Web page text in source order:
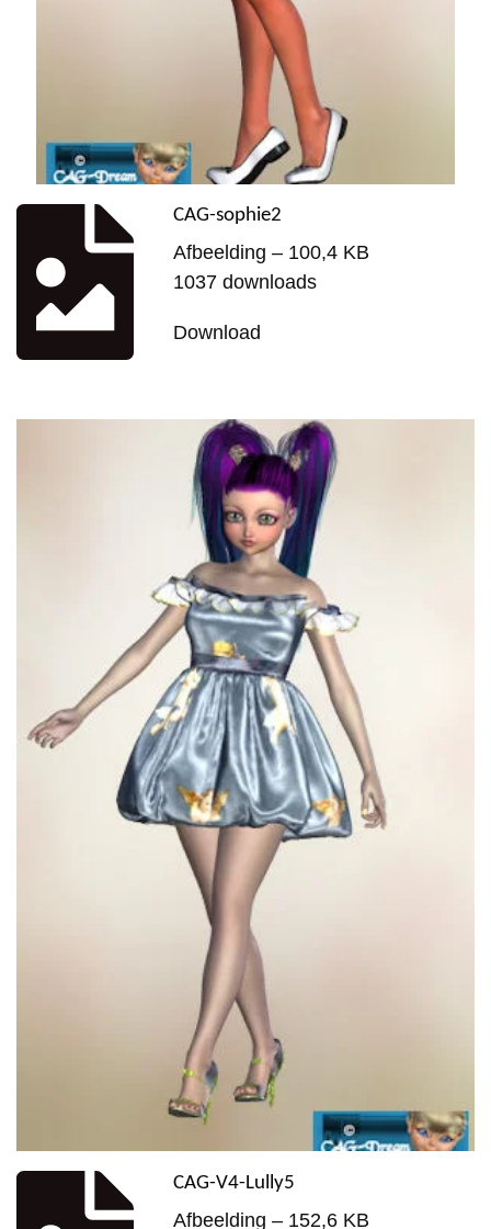
CAG-sophie2
Afbeelding – 100,4 KB
1037 downloads
Download
CAG-V4-Lully5
Afbeelding – 152,6 KB